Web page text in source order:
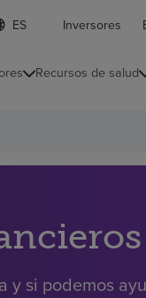
Inversores
Recursos de salud
y si podemos